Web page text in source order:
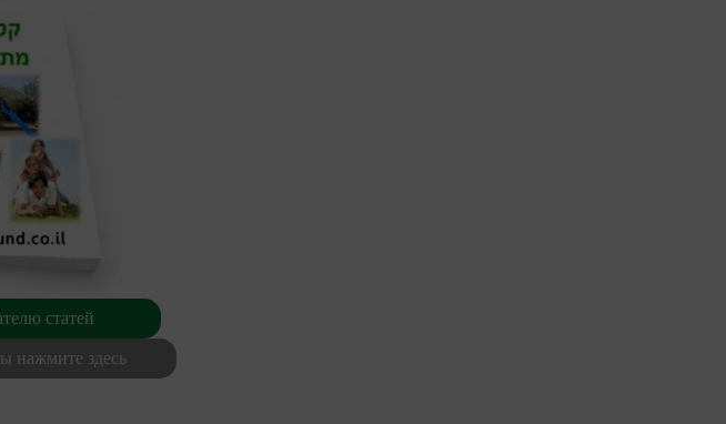
статей
нажмите здесь